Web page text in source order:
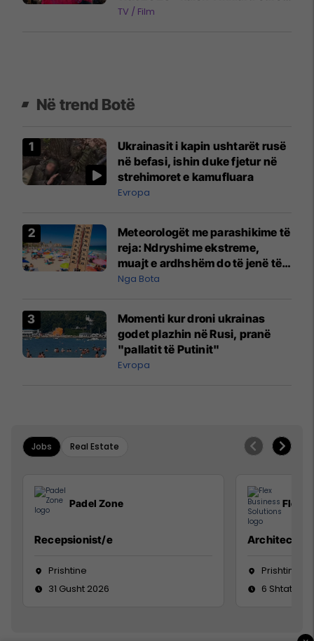
fitime
TV / Film
Në trend Botë
Ukrainasit i kapin ushtarët rusë
në befasi, ishin duke fjetur në
strehimoret e kamufluara
Evropa
Meteorologët me parashikime të
reja: Ndryshime ekstreme,
muajt e ardhshëm do të jenë të
pazakontë
Nga Bota
Momenti kur droni ukrainas
godet plazhin në Rusi, pranë
"pallatit të Putinit"
Evropa
Jobs Real Estate
Padel Zone
Recepsionist/e
Prishtine
31 Gusht 2026
Flex
Architect
Prishtinë
6 Shtator